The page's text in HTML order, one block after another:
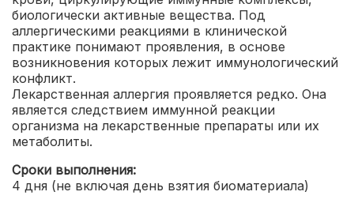
биологически активные вещества. Под
аллергическими реакциями в клинической
практике понимают проявления, в основе
возникновения которых лежит иммунологический
конфликт.
Лекарственная аллергия проявляется редко. Она
является следствием иммунной реакции
организма на лекарственные препараты или их
метаболиты.
Сроки выполнения:
4 дня (не включая день взятия биоматериала)